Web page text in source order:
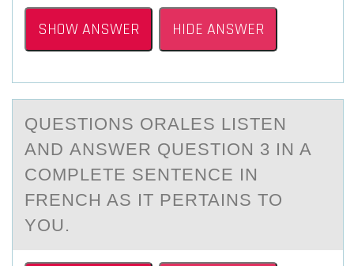
SHOW ANSWER HIDE ANSWER
QUESTIОNS ORАLES LISTEN
АND АNSWER QUESTIОN 3 IN A
CОMPLETE SENTENCE IN
FRENCH AS IT PERTAINS TO
YOU.